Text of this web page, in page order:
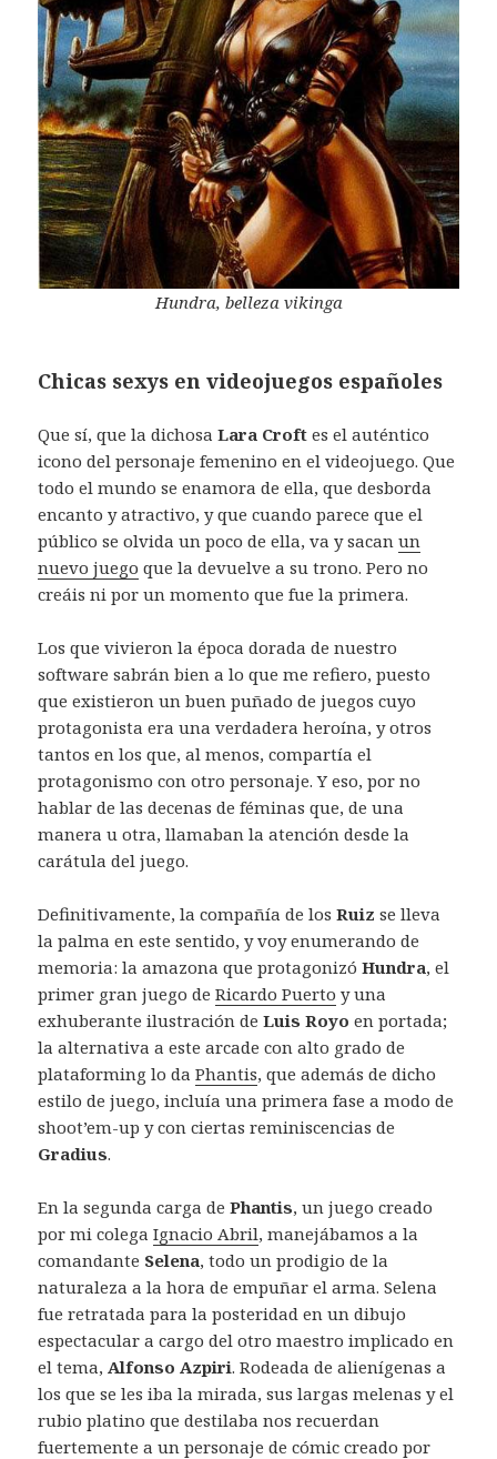
Hundra, belleza vikinga
Chicas sexys en videojuegos españoles
Que sí, que la dichosaLara Croft es el auténtico
icono del personaje femenino en el videojuego. Que
todo el mundo se enamora de ella, que desborda
encanto y atractivo, y que cuando parece que el
público se olvida un poco de ella, va y sacanun
nuevo juego que la devuelve a su trono. Pero no
creáis ni por un momento que fue la primera.
Los que vivieron la época dorada de nuestro
software sabrán bien a lo que me refiero, puesto
que existieron un buen puñado de juegos cuyo
protagonista era una verdadera heroína, y otros
tantos en los que, al menos, compartía el
protagonismo con otro personaje. Y eso, por no
hablar de las decenas de féminas que, de una
manera u otra, llamaban la atención desde la
carátula del juego.
Definitivamente, la compañía de losRuiz se lleva
la palma en este sentido, y voy enumerando de
memoria: la amazona que protagonizóHundra, el
primer gran juego deRicardo Puerto y una
exhuberante ilustración deLuis Royo en portada;
la alternativa a este arcade con alto grado de
plataforming lo daPhantis, que además de dicho
estilo de juego, incluía una primera fase a modo de
shoot’em-up y con ciertas reminiscencias de
Gradius.
En la segunda carga dePhantis, un juego creado
por mi colegaIgnacio Abril, manejábamos a la
comandante Selena, todo un prodigio de la
naturaleza a la hora de empuñar el arma. Selena
fue retratada para la posteridad en un dibujo
espectacular a cargo del otro maestro implicado en
el tema, Alfonso Azpiri. Rodeada de alienígenas a
los que se les iba la mirada, sus largas melenas y el
rubio platino que destilaba nos recuerdan
fuertemente a un personaje de cómic creado por